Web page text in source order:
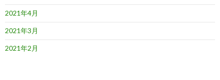
2021年4月
2021年3月
2021年2月